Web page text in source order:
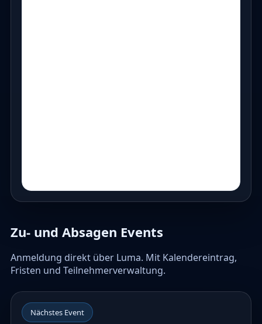
Zu- und Absagen Events
Anmeldung direkt über Luma. Mit Kalendereintrag,
Fristen und Teilnehmerverwaltung.
Nächstes Event